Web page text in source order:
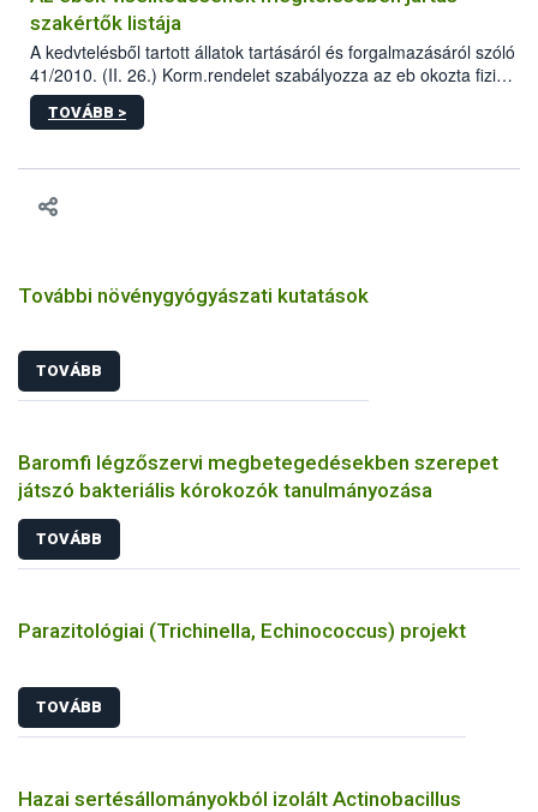
szakértők listája
A kedvtelésből tartott állatok tartásáról és forgalmazásáról szóló
41/2010. (II. 26.) Korm.rendelet szabályozza az eb okozta fizikai
sérülés, illetve ennek veszélye keletkezésekor felmerülő
hatósági feladatokat, valamint a veszélyes eb tartását és annak
vonni az ebek viselkedésének megítélésében jártas szakértőt.
TOVÁBB >
További növénygyógyászati kutatások
TOVÁBB
Baromfi légzőszervi megbetegedésekben szerepet
játszó bakteriális kórokozók tanulmányozása
TOVÁBB
Parazitológiai (Trichinella, Echinococcus) projekt
TOVÁBB
Hazai sertésállományokból izolált Actinobacillus